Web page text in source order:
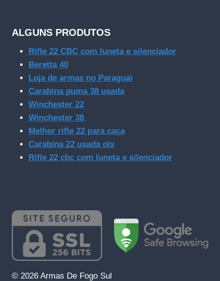
ALGUNS PRODUTOS
Rifle 22 CBC com luneta e silenciador
Beretta 40
Loja de armas no Paraguai
Carabina puma 38 usada
Winchester 22
Winchester 38
Melhor rifle 22 para caça
Carabina 22 usada olx
Rifle 22 cbc com luneta e silenciador
© 2026 Armas De Fogo Sul